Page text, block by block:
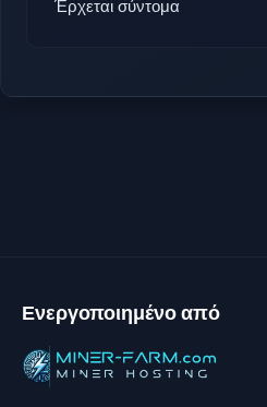
Έρχεται σύντομα
Ενεργοποιημένο από